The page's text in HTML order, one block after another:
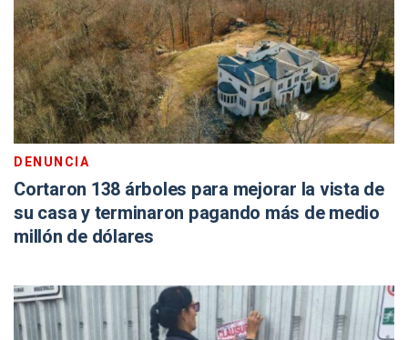
DENUNCIA
Cortaron 138 árboles para mejorar la vista de
su casa y terminaron pagando más de medio
millón de dólares